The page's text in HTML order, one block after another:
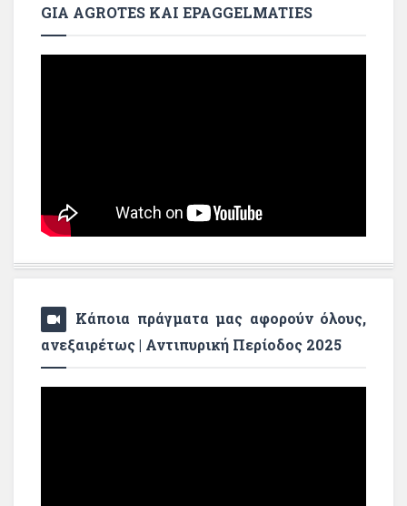
GIA AGROTES KAI EPAGGELMATIES
Κάποια πράγματα μας αφορούν όλους,
ανεξαιρέτως | Αντιπυρική Περίοδος 2025